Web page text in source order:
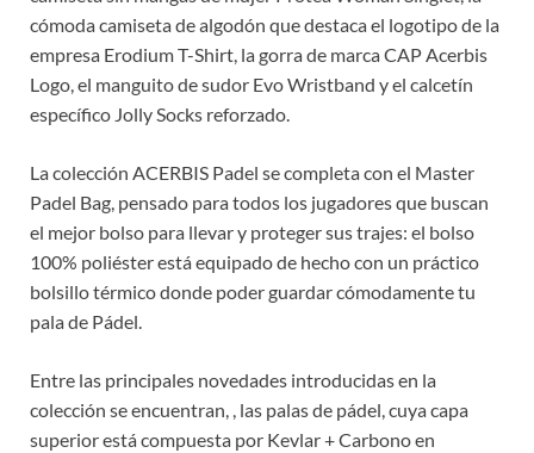
cómoda camiseta de algodón que destaca el logotipo de la
empresa Erodium T-Shirt, la gorra de marca CAP Acerbis
Logo, el manguito de sudor Evo Wristband y el calcetín
específico Jolly Socks reforzado.
La colección ACERBIS Padel se completa con el Master
Padel Bag, pensado para todos los jugadores que buscan
el mejor bolso para llevar y proteger sus trajes: el bolso
100% poliéster está equipado de hecho con un práctico
bolsillo térmico donde poder guardar cómodamente tu
pala de Pádel.
Entre las principales novedades introducidas en la
colección se encuentran, , las palas de pádel, cuya capa
superior está compuesta por Kevlar + Carbono en